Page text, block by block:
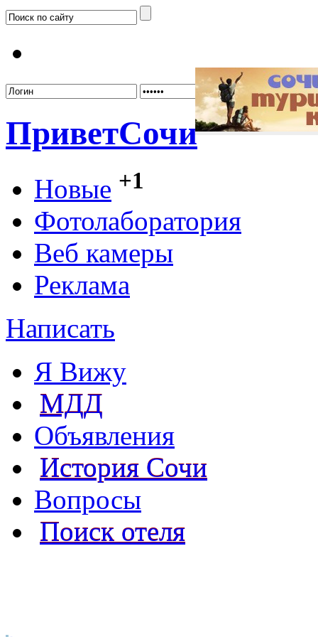
ПриветСочи
Новые +1
Фотолаборатория
Веб камеры
Реклама
Написать
Я Вижу
МДД
Объявления
История Сочи
Вопросы
Поиск отеля